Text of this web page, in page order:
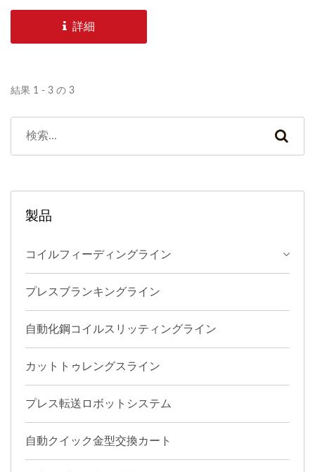
ングシステム...
詳細
結果 1 - 3 の 3
製品
コイルフィーディングライン
プレスブランキングライン
自動化鋼コイルスリッティングライン
カットトゥレングスライン
プレス転送ロボットシステム
自動クイック金型交換カート